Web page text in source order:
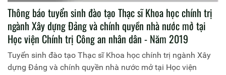
Thông báo tuyển sinh đào tạo Thạc sĩ Khoa học chính trị
ngành Xây dựng Đảng và chính quyền nhà nước mở tại
Học viện Chính trị Công an nhân dân - Năm 2019
Tuyển sinh đào tạo Thạc sĩ Khoa học chính trị ngành Xây
dựng Đảng và chính quyền nhà nước mở tại Học viện